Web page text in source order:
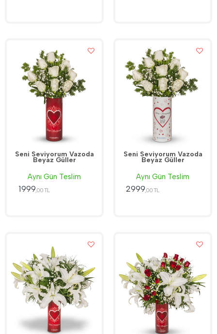
Seni Seviyorum Vazoda
Beyaz Güller
Aynı Gün Teslim
1999 ,00 TL
Seni Seviyorum Vazoda
Beyaz Güller
Aynı Gün Teslim
2999 ,00 TL